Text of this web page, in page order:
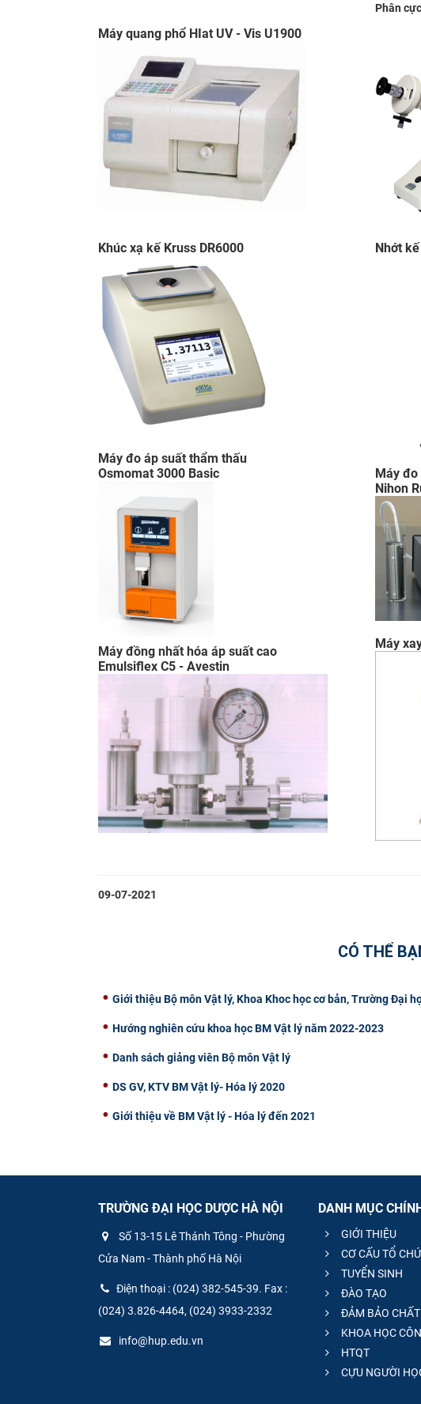
​Máy quang phổ HIat UV - Vis U1900
Phân
Khúc xạ kế Kruss DR6000​ Nhớt
Máy đo áp suất thẩm thấu
Osmomat 3000 Basic​
Máy
Nihon
​Máy đồng nhất hóa áp suất cao
Emulsiflex C5 - Avestin
Máy
09-07-2021
CÓ THỂ
Giới thiệu Bộ môn Vật lý, Khoa Khoc học cơ bản, Trường Đại
Hướng nghiên cứu khoa học BM Vật lý năm 2022-2023
Danh sách giảng viên Bộ môn Vật lý
DS GV, KTV BM Vật lý- Hóa lý 2020
Giới thiệu về BM Vật lý - Hóa lý đến 2021
TRƯỜNG ĐẠI HỌC DƯỢC HÀ NỘI
Số 13-15 Lê Thánh Tông - Phường
Cửa Nam - Thành phố Hà Nội
Điện thoại : (024) 382-545-39. Fax :
(024) 3.826-4464, (024) 3933-2332
info@hup.edu.vn
DANH MỤC
GIỚI THIỆU
CƠ CẤU TỔ
TUYỂN SINH
ĐÀO TẠO
ĐẢM BẢO
KHOA HỌC
HTQT
CỰU NGƯỜI